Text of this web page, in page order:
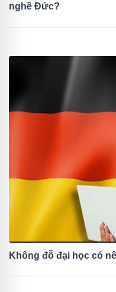
nghề Đức?
Không đỗ đại học có